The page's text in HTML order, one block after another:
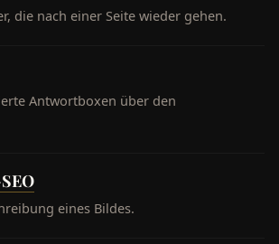
die nach einer Seite wieder gehen.
Antwortboxen über den
eines Bildes.